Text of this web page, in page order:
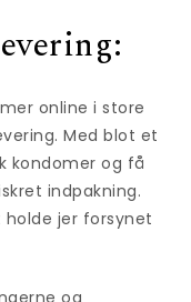
online i store
Med blot et
kondomer og få
indpakning.
jer forsynet
og